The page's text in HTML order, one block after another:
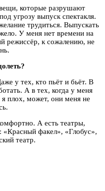
которые разрушают
угрозу выпуск спектакля.
трудиться. Выпускать
У меня нет времени на
режиссёр, к сожалению, не
у тех, кто пьёт и бьёт. В
А в тех, когда у меня
плох, может, они меня не
А есть театры,
«Красный факел», «Глобус»,
театр.